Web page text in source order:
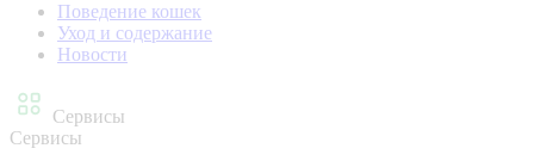
Поведение кошек
Уход и содержание
Новости
Сервисы
Сервисы